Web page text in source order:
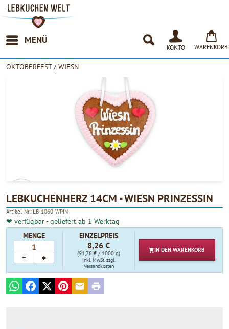
MENÜ
KONTO WARENKORB
OKTOBERFEST / WIESN
4.90
LEBKUCHENHERZ 14CM - WIESN PRINZESSIN
Artikel-Nr.: LB-1060-WPIN
❤ verfügbar - geliefert ab 1 Werktag
MENGE
− +
EINZELPREIS
8,26 €
(91,78 € / 1000 g)
inkl. MwSt.zzgl.
Versandkosten
IN DEN WARENKORB
WhatsAppFacebook
X PinterestE-mailPrint